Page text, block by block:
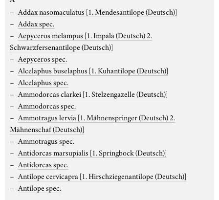
Addax nasomaculatus [1. Mendesantilope (Deutsch)]
Addax spec.
Aepyceros melampus [1. Impala (Deutsch) 2.
Schwarzfersenantilope (Deutsch)]
Aepyceros spec.
Alcelaphus buselaphus [1. Kuhantilope (Deutsch)]
Alcelaphus spec.
Ammodorcas clarkei [1. Stelzengazelle (Deutsch)]
Ammodorcas spec.
Ammotragus lervia [1. Mähnenspringer (Deutsch) 2.
Mähnenschaf (Deutsch)]
Ammotragus spec.
Antidorcas marsupialis [1. Springbock (Deutsch)]
Antidorcas spec.
Antilope cervicapra [1. Hirschziegenantilope (Deutsch)]
Antilope spec.